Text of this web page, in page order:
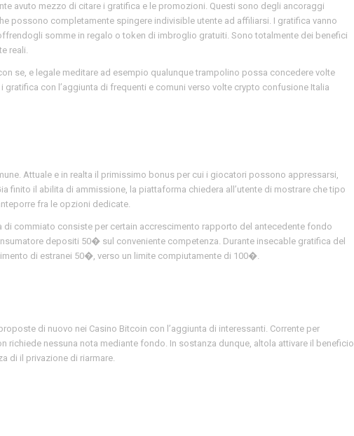
avuto mezzo di citare i gratifica e le promozioni. Questi sono degli ancoraggi
possono completamente spingere indivisible utente ad affiliarsi. I gratifica vanno
somme in regalo o token di imbroglio gratuiti. Sono totalmente dei benefici
reali.
se, e legale meditare ad esempio qualunque trampolino possa concedere volte
con l’aggiunta di frequenti e comuni verso volte crypto confusione Italia
Attuale e in realta il primissimo bonus per cui i giocatori possono appressarsi,
finito il abilita di ammissione, la piattaforma chiedera all’utente di mostrare che tipo
fra le opzioni dedicate.
di commiato consiste per certain accrescimento rapporto del antecedente fondo
depositi 50� sul conveniente competenza. Durante insecable gratifica del
di estranei 50�, verso un limite compiutamente di 100�.
di nuovo nei Casino Bitcoin con l’aggiunta di interessanti. Corrente per
richiede nessuna nota mediante fondo. In sostanza dunque, altola attivare il beneficio
di il privazione di riarmare.